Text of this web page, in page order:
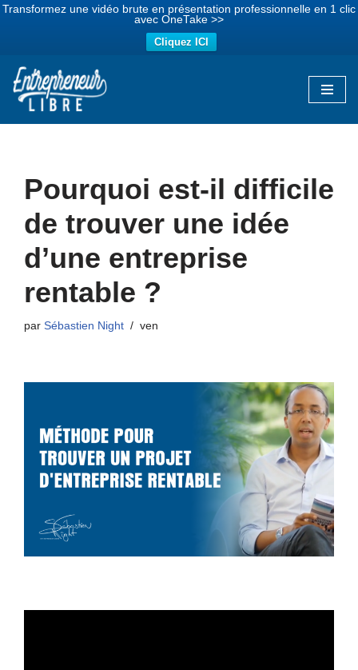
Transformez une vidéo brute en présentation professionnelle en 1 clic
avec OneTake >>
Cliquez ICI
Aller
Pourquoi est-il difficile
de trouver une idée
d’une entreprise
rentable ?
par Sébastien Night ven